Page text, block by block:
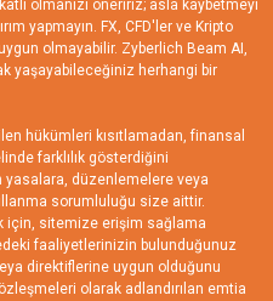
olmanızı öneririz; asla kaybetmeyi
yapmayın. FX, CFD'ler ve Kripto
olmayabilir. Zyberlich Beam AI,
yaşayabileceğiniz herhangi bir
hükümleri kısıtlamadan, finansal
farklılık gösterdiğini
yasalara, düzenlemelere veya
sorumluluğu size aittir.
için, sitemize erişim sağlama
faaliyetlerinizin bulunduğunuz
direktiflerine uygun olduğunu
olarak adlandırılan emtia